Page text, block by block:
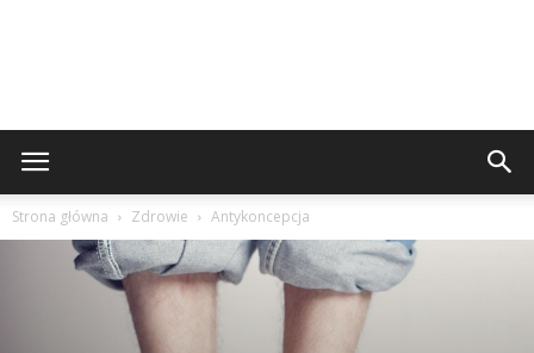
Strona główna Zdrowie Antykoncepcja